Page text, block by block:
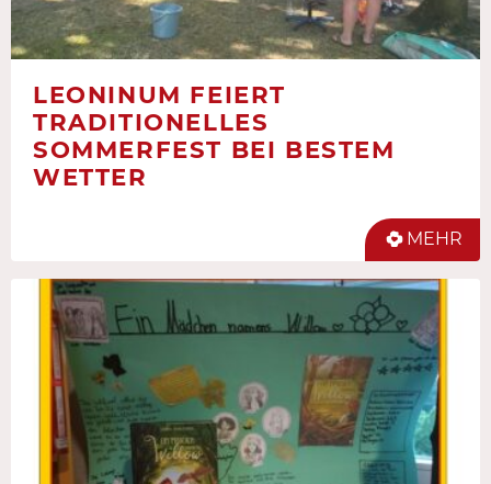
LEONINUM FEIERT
TRADITIONELLES
SOMMERFEST BEI BESTEM
WETTER
MEHR